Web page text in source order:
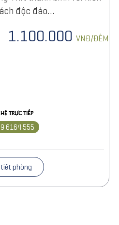
độc đáo…
1.100.000 VNĐ/ĐÊM
TRỰC TIẾP
6164 555
tiết phòng